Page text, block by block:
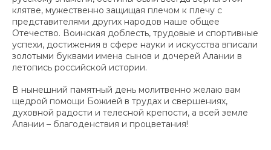
клятве, мужественно защищая плечом к плечу с
представителями других народов наше общее
Отечество. Воинская доблесть, трудовые и спортивные
успехи, достижения в сфере науки и искусства вписали
золотыми буквами имена сынов и дочерей Алании в
летопись российской истории.
В нынешний памятный день молитвенно желаю вам
щедрой помощи Божией в трудах и свершениях,
духовной радости и телесной крепости, а всей земле
Алании – благоденствия и процветания!